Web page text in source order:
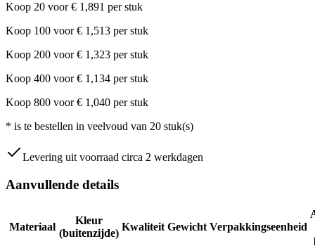
Koop 20 voor € 1,891 per stuk
Koop 100 voor € 1,513 per stuk
Koop 200 voor € 1,323 per stuk
Koop 400 voor € 1,134 per stuk
Koop 800 voor € 1,040 per stuk
* is te bestellen in veelvoud van 20 stuk(s)
Levering uit voorraad circa 2 werkdagen
Aanvullende details
Materiaal
Kleur
(buitenzijde)
Kwaliteit Gewicht Verpakkingseenheid